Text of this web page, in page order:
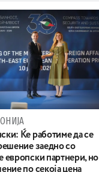
Ќе работиме да се
заедно со
европски партнери, но
по секоја цена